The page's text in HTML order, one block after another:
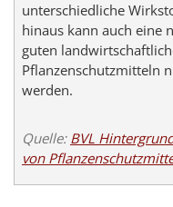
unterschiedliche
hinaus kann auch eine
guten
Pflanzenschutzmitteln
werden.
Quelle: BVL
von